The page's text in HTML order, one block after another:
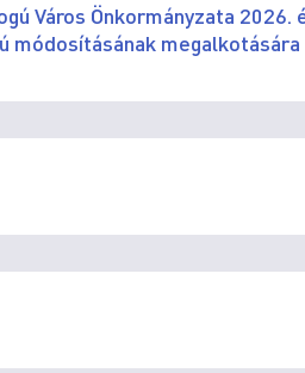
Város Önkormányzata
módosításának